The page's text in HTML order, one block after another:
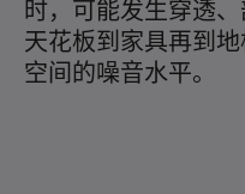
时，可能发生穿透
天花板到家具再到
空间的噪音水平。